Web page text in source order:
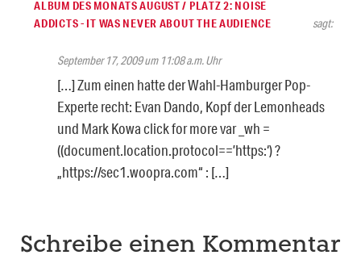
ALBUM DES MONATS AUGUST / PLATZ 2: NOISE
ADDICTS - IT WAS NEVER ABOUT THE AUDIENCE
sagt:
September 17, 2009 um 11:08 a.m. Uhr
[…] Zum einen hatte der Wahl-Hamburger Pop-
Experte recht: Evan Dando, Kopf der Lemonheads
und Mark Kowa click for more var _wh =
((document.location.protocol==’https:‘) ?
„https://sec1.woopra.com“ : […]
Schreibe einen Kommentar